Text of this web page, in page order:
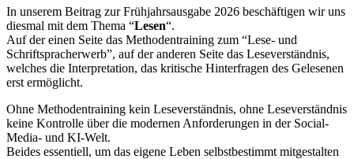
In unserem Beitrag zur Frühjahrsausgabe 2026 beschäftigen wir uns
diesmal mit dem Thema “Lesen“.
Auf der einen Seite das Methodentraining zum “Lese- und
Schriftspracherwerb”, auf der anderen Seite das Leseverständnis,
welches die Interpretation, das kritische Hinterfragen des Gelesenen
erst ermöglicht.
Ohne Methodentraining kein Leseverständnis, ohne Leseverständnis
keine Kontrolle über die modernen Anforderungen in der Social-
Media- und KI-Welt.
Beides essentiell, um das eigene Leben selbstbestimmt mitgestalten